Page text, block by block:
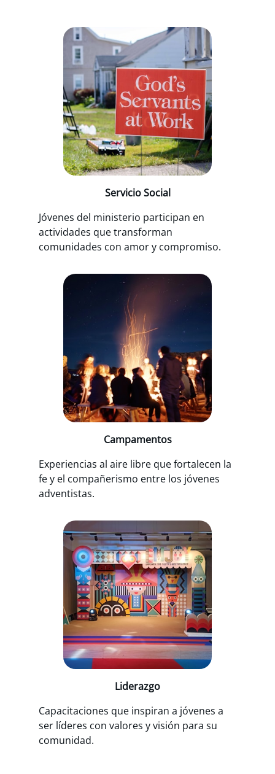
Servicio Social
Jóvenes del ministerio participan en
actividades que transforman
comunidades con amor y compromiso.
Campamentos
Experiencias al aire libre que fortalecen la
fe y el compañerismo entre los jóvenes
adventistas.
Liderazgo
Capacitaciones que inspiran a jóvenes a
ser líderes con valores y visión para su
comunidad.